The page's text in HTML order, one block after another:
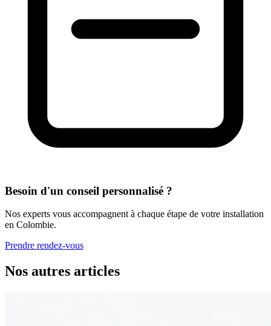
Besoin d'un conseil personnalisé ?
Nos experts vous accompagnent à chaque étape de votre installation
en Colombie.
Prendre rendez-vous
Nos autres articles